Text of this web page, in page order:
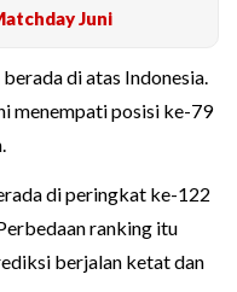
Juni
di atas Indonesia.
menempati posisi ke-79
di peringkat ke-122
ranking itu
berjalan ketat dan